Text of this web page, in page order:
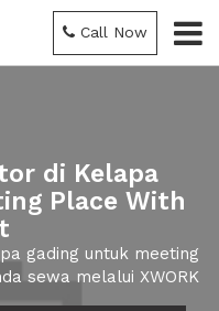
Call Now
di Kelapa
Place With
gading untuk meeting
sewa melalui XWORK